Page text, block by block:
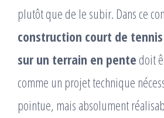
plutôt que de le subir. Dans ce
construction court de
sur un terrain en pente doit
comme un projet technique
pointue, mais absolument